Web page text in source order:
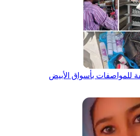
للمواصفات بأسواق الأبيض